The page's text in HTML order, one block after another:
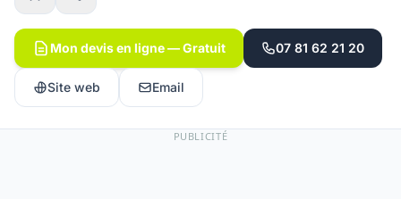
Mon devis en ligne — Gratuit 07 81 62 21 20
Site web Email
PUBLICITÉ